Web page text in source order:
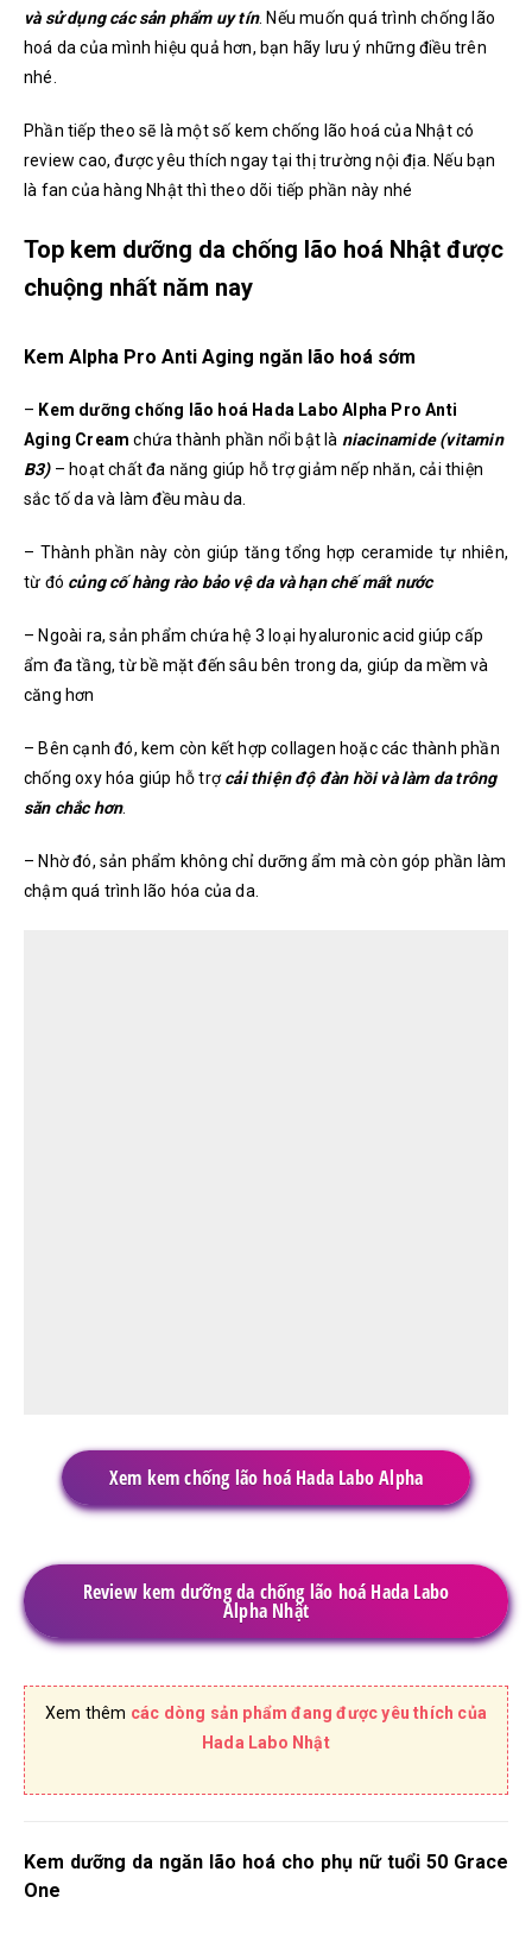
và sử dụng các sản phẩm uy tín. Nếu muốn quá trình chống lão
hoá da của mình hiệu quả hơn, bạn hãy lưu ý những điều trên
nhé.
Phần tiếp theo sẽ là một số kem chống lão hoá của Nhật có
review cao, được yêu thích ngay tại thị trường nội địa. Nếu bạn
là fan của hàng Nhật thì theo dõi tiếp phần này nhé
Top kem dưỡng da chống lão hoá Nhật được
chuộng nhất năm nay
Kem Alpha Pro Anti Aging ngăn lão hoá sớm
– Kem dưỡng chống lão hoá Hada Labo Alpha Pro Anti
Aging Creamchứa thành phần nổi bật là niacinamide (vitamin
B3) – hoạt chất đa năng giúp hỗ trợ giảm nếp nhăn, cải thiện
sắc tố da và làm đều màu da.
– Thành phần này còn giúp tăng tổng hợp ceramide tự nhiên,
từ đó củng cố hàng rào bảo vệ da và hạn chế mất nước
– Ngoài ra, sản phẩm chứa hệ 3 loại hyaluronic acid giúp cấp
ẩm đa tầng, từ bề mặt đến sâu bên trong da, giúp da mềm và
căng hơn
– Bên cạnh đó, kem còn kết hợp collagen hoặc các thành phần
chống oxy hóa giúp hỗ trợcải thiện độ đàn hồi và làm da trông
săn chắc hơn.
– Nhờ đó, sản phẩm không chỉ dưỡng ẩm mà còn góp phần làm
chậm quá trình lão hóa của da.
Xem kem chống lão hoá Hada Labo Alpha
Review kem dưỡng da chống lão hoá Hada Labo
Alpha Nhật
Xem thêm các dòng sản phẩm đang được yêu thích của
Hada Labo Nhật
Kem dưỡng da ngăn lão hoá cho phụ nữ tuổi 50 Grace
One